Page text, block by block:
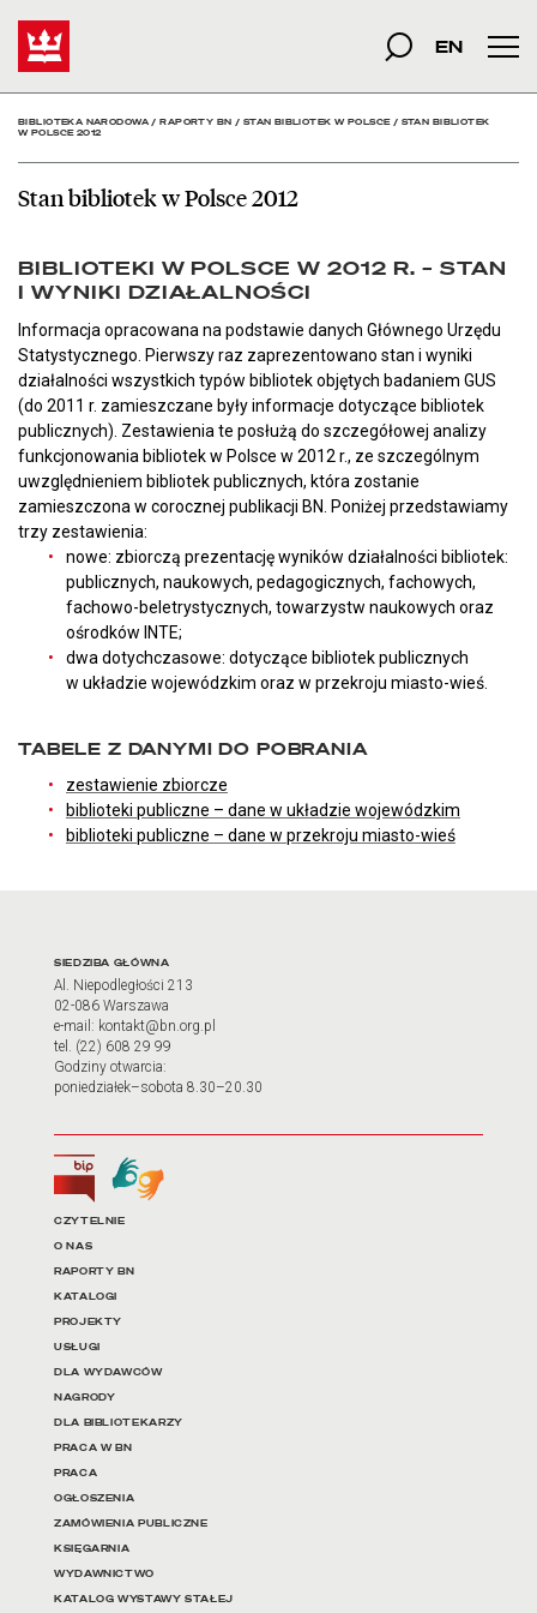
Stan bibliotek w Polsce
szukana fraza
Szukaj
EN
BIBLIOTEKA NARODOWA/RAPORTY BN / STAN BIBLIOTEK W POLSCE/ STAN BIBLIOTEK
W POLSCE 2012
Stan bibliotek w Polsce 2012
BIBLIOTEKI W POLSCE W 2012 R. – STAN
I WYNIKI DZIAŁALNOŚCI
Informacja opracowana na podstawie danych Głównego Urzędu
Statystycznego. Pierwszy raz zaprezentowano stan i wyniki
działalności wszystkich typów bibliotek objętych badaniem GUS
(do 2011 r. zamieszczane były informacje dotyczące bibliotek
publicznych). Zestawienia te posłużą do szczegółowej analizy
funkcjonowania bibliotek w Polsce w 2012 r., ze szczególnym
uwzględnieniem bibliotek publicznych, która zostanie
zamieszczona w corocznej publikacji BN. Poniżej przedstawiamy
trzy zestawienia:
nowe: zbiorczą prezentację wyników działalności bibliotek:
publicznych, naukowych, pedagogicznych, fachowych,
fachowo-beletrystycznych, towarzystw naukowych oraz
ośrodków INTE;
dwa dotychczasowe: dotyczące bibliotek publicznych
w układzie wojewódzkim oraz w przekroju miasto-wieś.
TABELE Z DANYMI DO POBRANIA
zestawienie zbiorcze
biblioteki publiczne – dane w układzie wojewódzkim
biblioteki publiczne – dane w przekroju miasto-wieś
Adres oraz godziny
SIEDZIBA GŁÓWNA
Al. Niepodległości 213
02-086 Warszawa
e-mail: kontakt@bn.org.pl
tel. (22) 608 29 99
Godziny otwarcia:
poniedziałek–sobota 8.30–20.30
Biuletyn Informacji Publicznej
Tłumacz języka migowego
Linki do najważniejszych
CZYTELNIE
O NAS
RAPORTY BN
KATALOGI
PROJEKTY
USŁUGI
DLA WYDAWCÓW
NAGRODY
DLA BIBLIOTEKARZY
PRACA W BN
PRACA
OGŁOSZENIA
ZAMÓWIENIA PUBLICZNE
KSIĘGARNIA
WYDAWNICTWO
KATALOG WYSTAWY STAŁEJ